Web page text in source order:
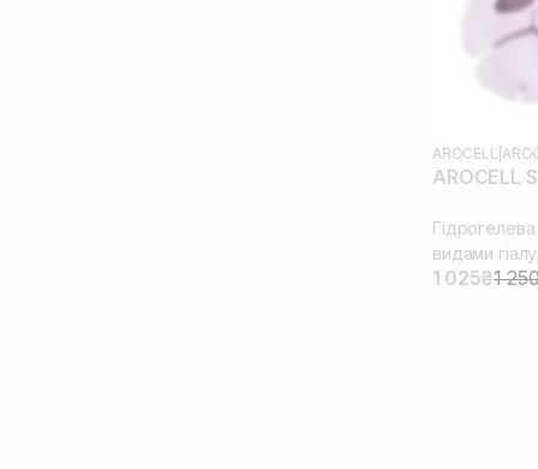
AROCELL
AROCELL
видами
1 025₴1